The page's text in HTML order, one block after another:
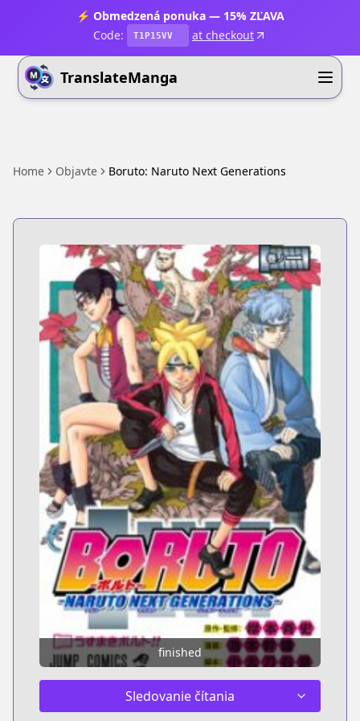
⚡ Obmedzená ponuka — 15% ZĽAVA
Code:
T1P15VV at checkout
TranslateManga
Home Objavte Boruto: Naruto Next Generations
finished
Sledovanie čítania